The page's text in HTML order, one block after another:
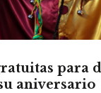
para
aniversario